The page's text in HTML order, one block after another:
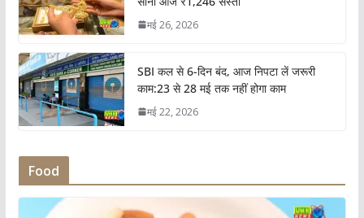
मई 26, 2026
SBI कल से 6-दिन बंद, आज निपटा लें जरूरी
काम:23 से 28 मई तक नहीं होगा काम
मई 22, 2026
Food